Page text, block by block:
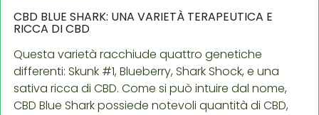
CBD BLUE SHARK: UNA VARIETÀ TERAPEUTICA E
RICCA DI CBD
Questa varietà racchiude quattro genetiche
differenti: Skunk #1, Blueberry, Shark Shock, e una
sativa ricca di CBD. Come si può intuire dal nome,
CBD Blue Shark possiede notevoli quantità di CBD,